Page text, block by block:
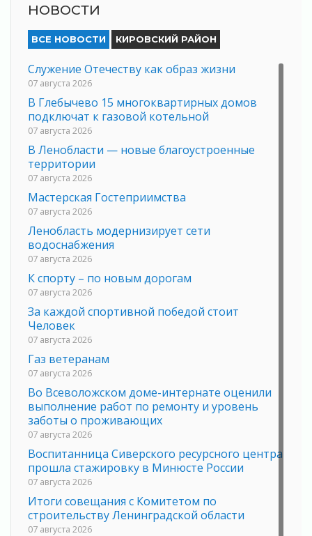
НОВОСТИ
ВСЕ НОВОСТИ КИРОВСКИЙ РАЙОН
Служение Отечеству как образ жизни
07 августа 2026
В Глебычево 15 многоквартирных домов
подключат к газовой котельной
07 августа 2026
В Ленобласти — новые благоустроенные
территории
07 августа 2026
Мастерская Гостеприимства
07 августа 2026
Ленобласть модернизирует сети
водоснабжения
07 августа 2026
К спорту – по новым дорогам
07 августа 2026
За каждой спортивной победой стоит
Человек
07 августа 2026
Газ ветеранам
07 августа 2026
Во Всеволожском доме-интернате оценили
выполнение работ по ремонту и уровень
заботы о проживающих
07 августа 2026
Воспитанница Сиверского ресурсного центра
прошла стажировку в Минюсте России
07 августа 2026
Итоги совещания с Комитетом по
строительству Ленинградской области
07 августа 2026